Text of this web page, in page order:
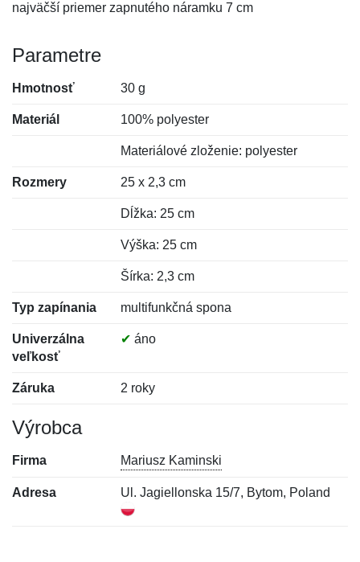
najväčší priemer zapnutého náramku 7 cm
Parametre
Hmotnosť 30 g
Materiál 100% polyester
Materiálové zloženie: polyester
Rozmery 25 x 2,3 cm
Dĺžka: 25 cm
Výška: 25 cm
Šírka: 2,3 cm
Typ zapínania multifunkčná spona
Univerzálna
veľkosť
✔ áno
Záruka 2 roky
Výrobca
Firma Mariusz Kaminski
Adresa Ul. Jagiellonska 15/7, Bytom, Poland